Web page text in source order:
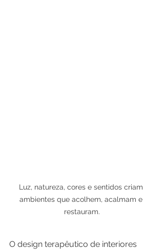
Luz, natureza, cores e sentidos criam
ambientes que acolhem, acalmam e
restauram.
O design terapêutico de interiores